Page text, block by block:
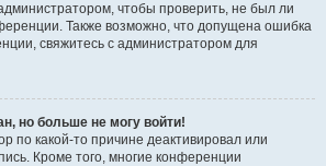
чтобы проверить, не был ли
Также возможно, что допущена ошибка
свяжитесь с администратором для
но больше не могу войти!
по какой-то причине деактивировал или
Кроме того, многие конференции